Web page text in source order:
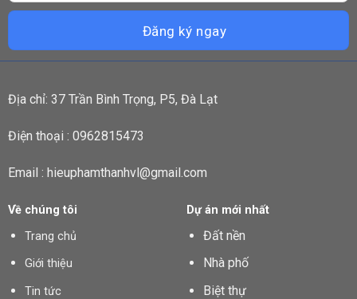
Địa chỉ: 37 Trần Bình Trọng, P5, Đà Lạt
Điện thoại : 0962815473
Email : hieuphamthanhvl@gmail.com
Về chúng tôi
Trang chủ
Giới thiệu
Tin tức
Dự án mới nhất
Đất nền
Nhà phố
Biệt thự